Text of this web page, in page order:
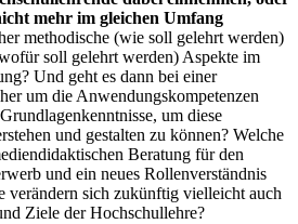
mehr im gleichen Umfang
methodische (wie soll gelehrt werden)
soll gelehrt werden) Aspekte im
Und geht es dann bei einer
um die Anwendungskompetenzen
um diese
und gestalten zu können? Welche
Beratung für den
und ein neues Rollenverständnis
verändern sich zukünftig vielleicht auch
Ziele der Hochschullehre?